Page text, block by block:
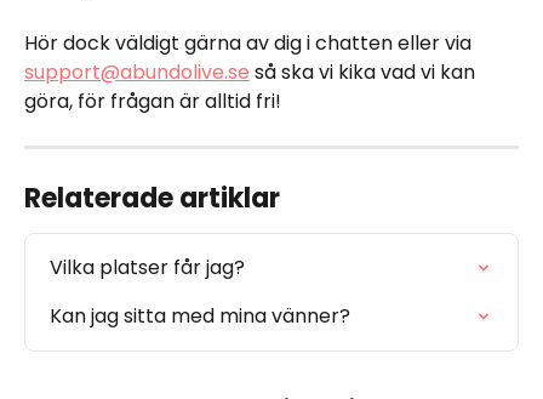
Hör dock väldigt gärna av dig i chatten eller via
support@abundolive.se så ska vi kika vad vi kan
göra, för frågan är alltid fri!
Relaterade artiklar
Vilka platser får jag?
Kan jag sitta med mina vänner?